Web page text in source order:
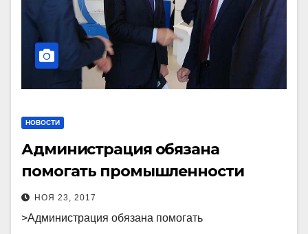
НОВОСТИ
Администрация обязана
помогать промышленности
НОЯ 23, 2017
>Администрация обязана помогать